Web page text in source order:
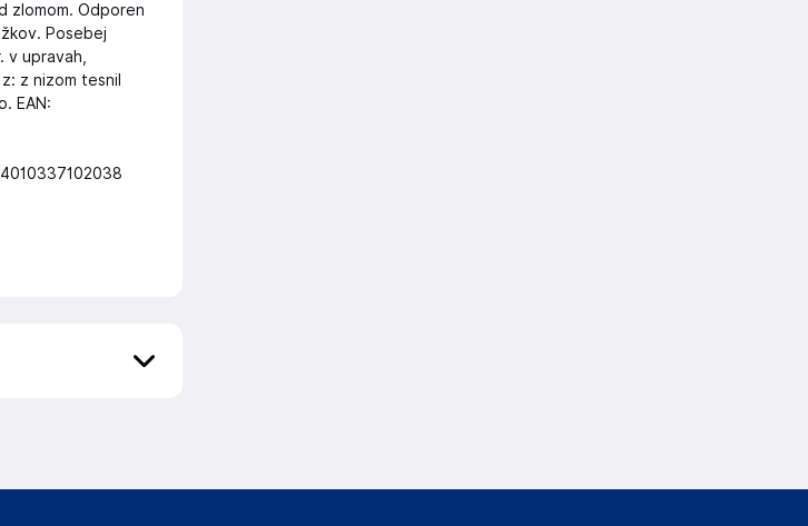
zlomom. Odporen
Posebej
upravah,
z nizom tesnil
EAN: